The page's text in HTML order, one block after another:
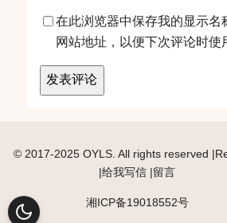
在此浏览器中保存我的显示名
网站地址，以便下次评论时使
© 2017-2025 OYLS. All rights reserved
|给我写信 |留言
湘ICP备19018552号